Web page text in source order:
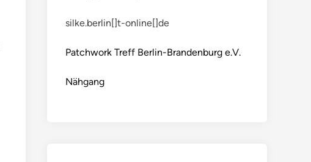
silke.berlin[]t-online[]de
Patchwork Treff Berlin-Brandenburg e.V.
Nähgang